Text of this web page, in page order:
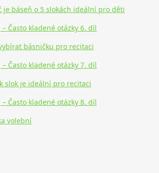
je báseň o 5 slokách ideální pro děti
– Často kladené otázky 6. díl
básničku pro recitaci
– Často kladené otázky 7. díl
slok je ideální pro recitaci
– Často kladené otázky 8. díl
volební